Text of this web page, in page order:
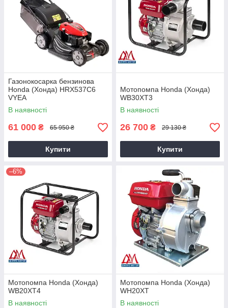
Газонокосарка бензинова
Honda (Хонда) HRX537C6
VYEA
В наявності
61 000 ₴ 65 950 ₴
Купити
Мотопомпа Honda (Хонда)
WB30XT3
В наявності
26 700 ₴ 29 130 ₴
Купити
–6%
Мотопомпа Honda (Хонда)
WB20XT4
В наявності
Мотопомпа Honda (Хонда)
WH20XT
В наявності